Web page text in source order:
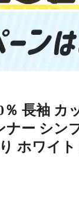
長袖 カ
ー シン
ホワイ